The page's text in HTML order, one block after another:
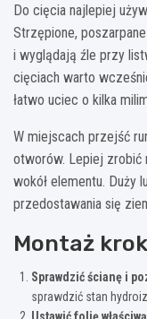
Do cięcia najlepiej
Strzępione,
i wyglądają źle przy
cięciach warto
łatwo uciec o kilka
W miejscach przejść
otworów. Lepiej zrobić
wokół elementu. Duży
przedostawania się
Montaż
Sprawdzić ścianę i
sprawdzić stan
Ustawić folię